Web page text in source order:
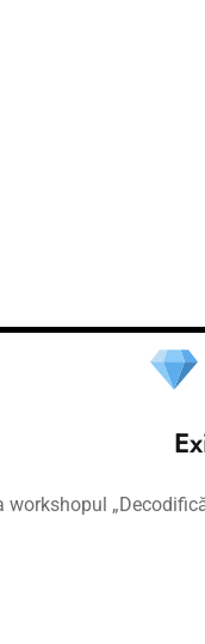
de a dărui mai ușor.
tine un voucher în
poate fi folosit pentru
SINGURĂ DATĂ!
workshopul